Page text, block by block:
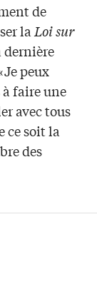
de
la Loi sur
dernière
peux
faire une
avec tous
ce soit la
des